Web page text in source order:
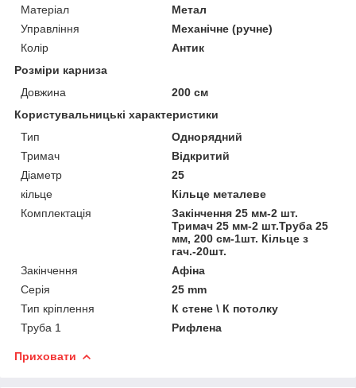
Матеріал
Метал
Управління
Механічне (ручне)
Колір
Антик
Розміри карниза
Довжина
200 см
Користувальницькі характеристики
Тип
Однорядний
Тримач
Відкритий
Діаметр
25
кільце
Кільце металеве
Комплектація
Закінчення 25 мм-2 шт.
Тримач 25 мм-2 шт.Труба 25
мм, 200 см-1шт. Кільце з
гач.-20шт.
Закінчення
Афіна
Серія
25 mm
Тип кріплення
К стене \ К потолку
Труба 1
Рифлена
Приховати